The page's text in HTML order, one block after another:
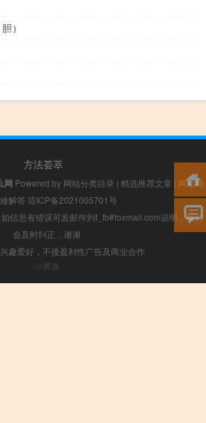
）
方法荟萃
网 Powered by 网站分类目录 | 精选推荐文章 | 网站地
解答 琼ICP备2021005701号
信息有错误可发邮件到f_fb#foxmail.com说明，我们
会及时纠正，谢谢
趣爱好，不接盈利性广告及商业合作
小男孩